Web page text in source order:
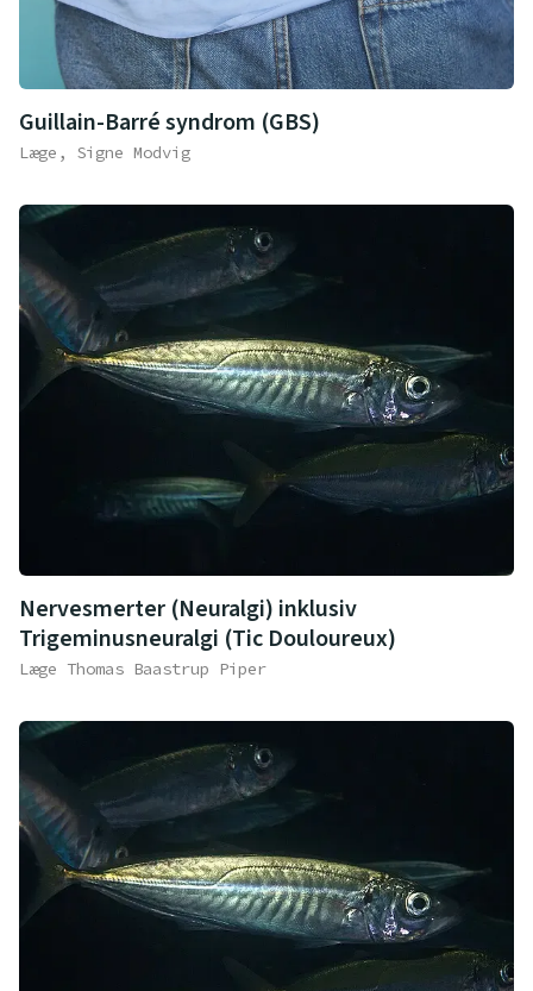
Guillain-Barré syndrom (GBS)
Læge, Signe Modvig
Nervesmerter (Neuralgi) inklusiv
Trigeminusneuralgi (Tic Douloureux)
Læge Thomas Baastrup Piper